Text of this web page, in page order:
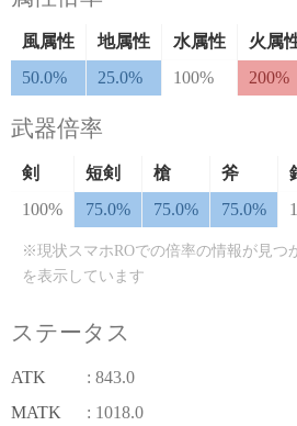
風属性 地属性 水属性 火属
50.0%
25.0% 100% 200%
武器倍率
剣 短剣 槍 斧
100%
75.0% 75.0% 75.0%
※現状スマホROでの倍率の情報が見つ
を表示しています
ステータス
ATK
: 843.0
MATK
: 1018.0